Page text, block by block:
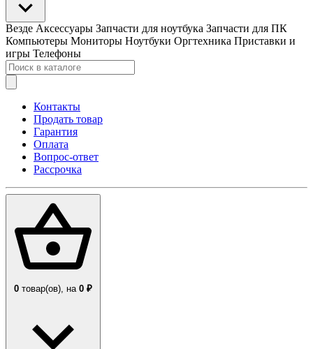
Везде Аксессуары Запчасти для ноутбука Запчасти для ПК
Компьютеры Мониторы Ноутбуки Оргтехника Приставки и
игры Телефоны
Контакты
Продать товар
Гарантия
Оплата
Вопрос-ответ
Рассрочка
0 товар(ов), на 0 ₽